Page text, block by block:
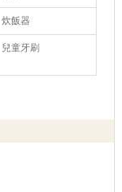
炊飯器
兒童牙刷